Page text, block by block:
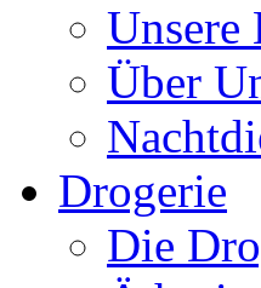
Unsere
Über
Drogerie
Die